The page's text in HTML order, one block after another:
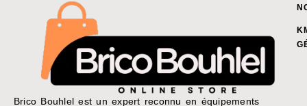
Brico Bouhlel est un expert reconnu en équipements